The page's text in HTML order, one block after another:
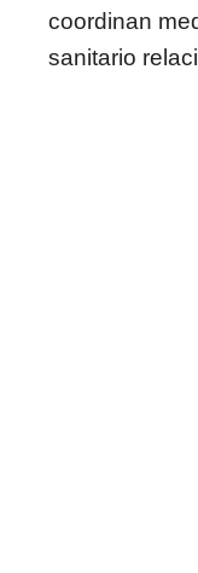
coordinan
sanitario